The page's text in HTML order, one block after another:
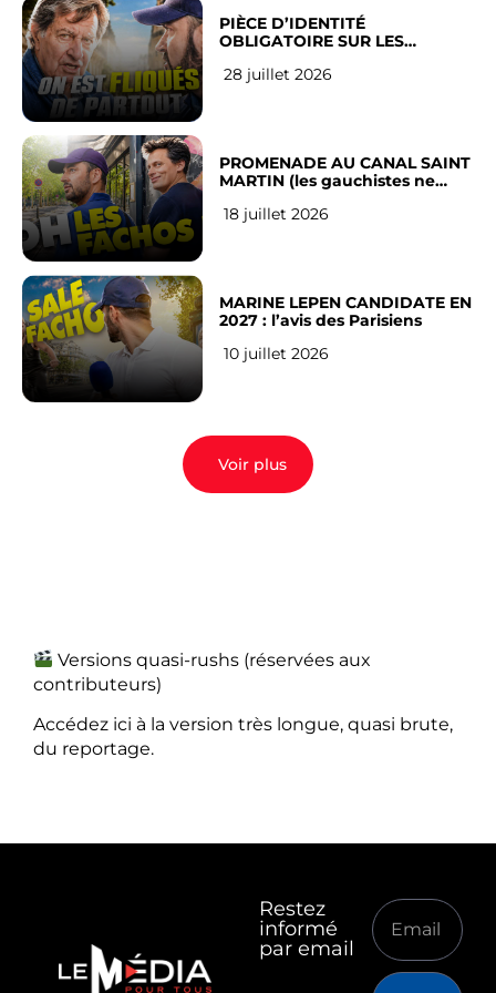
PIÈCE D’IDENTITÉ
OBLIGATOIRE SUR LES
Français
28 juillet 2026
PROMENADE AU CANAL SAINT
MARTIN (les gauchistes ne
18 juillet 2026
MARINE LEPEN CANDIDATE EN
2027 : l’avis des Parisiens
10 juillet 2026
Voir plus
Versions quasi-rushs (réservées aux
contributeurs)
Accédez ici à la version très longue, quasi brute,
du reportage.
Restez
informé
par email